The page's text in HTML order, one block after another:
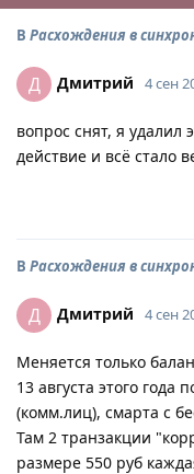
В Расхождения в
Д Дмитрий 4 сен
вопрос снят, я удалил
действие и всё стало
В Расхождения в
Д Дмитрий 4 сен
Меняется только
13 августа этого
(комм.лиц), смарта с
Там 2 транзакции
размере 550 руб